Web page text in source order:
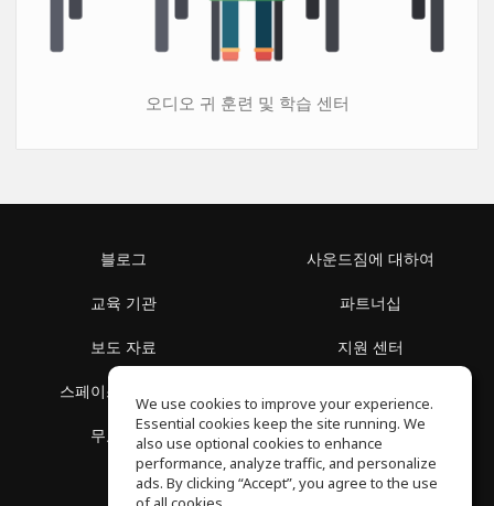
오디오 귀 훈련 및 학습 센터
블로그
교육 기관
보도 자료
스페이스 둘러보기
무료 학습
사운드짐에 대하여
파트너십
지원 센터
개인정보 보호정책
We use cookies to improve your experience.
Essential cookies keep the site running. We
also use optional cookies to enhance
performance, analyze traffic, and personalize
ads. By clicking “Accept”, you agree to the use